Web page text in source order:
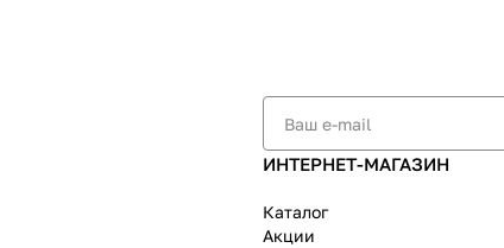
ИНТЕРНЕТ-МАГАЗИН
Каталог
Акции